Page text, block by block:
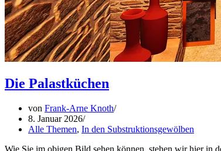
Die Palastküchen
von Frank-Arne Knoth
8. Januar 2026
Alle Themen, In den Substruktionsgewölben
Wie Sie im obigen Bild sehen können, stehen wir hier in